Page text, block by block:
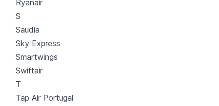
Ryanair
S
Saudia
Sky Express
Smartwings
Swiftair
T
Tap Air Portugal